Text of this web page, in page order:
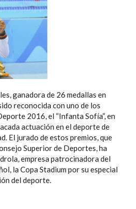
ganadora de 26 medallas en
reconocida con uno de los
2016, el “Infanta Sofía”, en
actuación en el deporte de
El jurado de estos premios, que
Superior de Deportes, ha
empresa patrocinadora del
la Copa Stadium por su especial
del deporte.